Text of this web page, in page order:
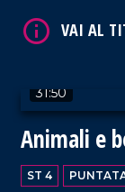
presidente
psicologa
Maria
31:50
Animali e
ST 4